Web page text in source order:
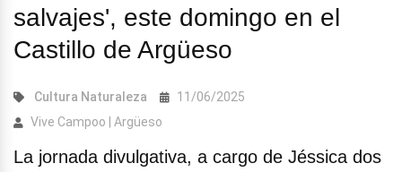
salvajes', este domingo en el
Castillo de Argüeso
Cultura Naturaleza
11/06/2025
Vive Campoo | Argüeso
La jornada divulgativa, a cargo de Jéssica dos